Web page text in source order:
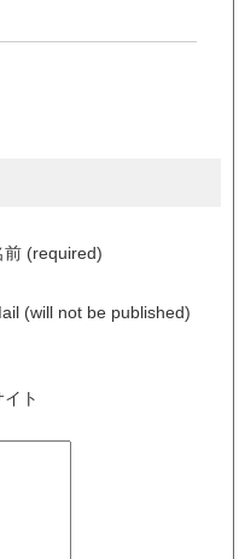
前 (required)
(will not be published)
イト